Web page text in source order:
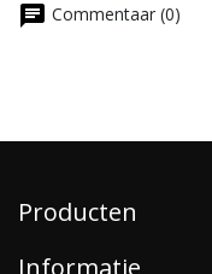
chat Commentaar (0)
Producten
Informatie